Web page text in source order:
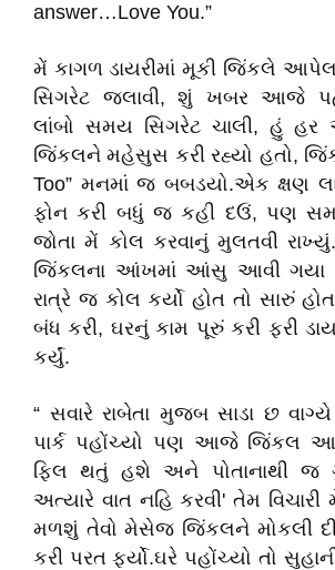
answer…Love You.”
મેં કાગળ ડાયરીમાં મૂકી જિંકલે
સિગરેટ જલાવી, શું ખબર આજે
લાંબો સમય સિગરેટ ચાલી, હું
જિંકલને મહેસુસ કરી રહ્યો હતો,
Too” મનમાં જ બબડયો.એક ક્ષણ
ફોન કરી બધું જ કહી દઉં, પણ
જોતા મેં કોલ કરવાનું મુલતવી
જિંકલના આંખમાં આંસુ આવી ગયા
રાત્રે જ કોલ કર્યો હોત તો સારું
બંધ કરી, ઘરનું કામ પૂરું કરી ફરી
કર્યું.
“ સવારે રાબેતા મુજબ સાડા છ
પાર્ક પહોંચ્યો પણ આજે જિંકલ
ફિલ થતું હશે અને પોતાનાથી જ
અત્યારે વાત નહિ કરવી' તેમ
મળશું તેવો મેસેજ જિંકલને મોકલી
કરી પરત ફર્યો.ઘરે પહોંચ્યો તો